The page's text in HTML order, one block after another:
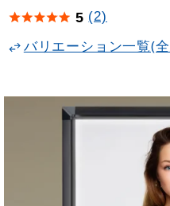
5 (2)
バリエーション一覧(